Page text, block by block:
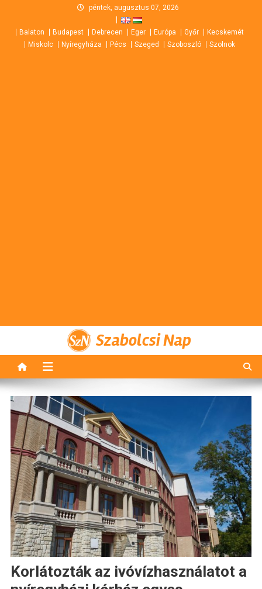
content
péntek, augusztus 07, 2026
Balaton Budapest Debrecen Eger Európa Győr
Kecskemét
Miskolc
Nyíregyháza Pécs Szeged Szoboszló Szolnok
Szabolcsi Nap
Korlátozták az ivóvízhasználatot a